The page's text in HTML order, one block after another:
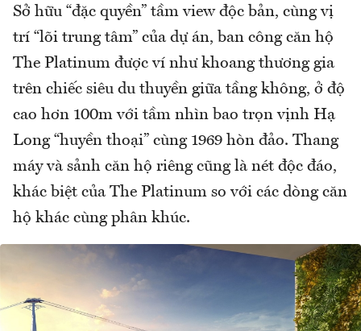
Sở hữu “đặc quyền” tầm view độc bản, cùng vị
trí “lõi trung tâm” của dự án, ban công căn hộ
The Platinum được ví như khoang thương gia
trên chiếc siêu du thuyền giữa tầng không, ở độ
cao hơn 100m với tầm nhìn bao trọn vịnh Hạ
Long “huyền thoại” cùng 1969 hòn đảo. Thang
máy và sảnh căn hộ riêng cũng là nét độc đáo,
khác biệt của The Platinum so với các dòng căn
hộ khác cùng phân khúc.